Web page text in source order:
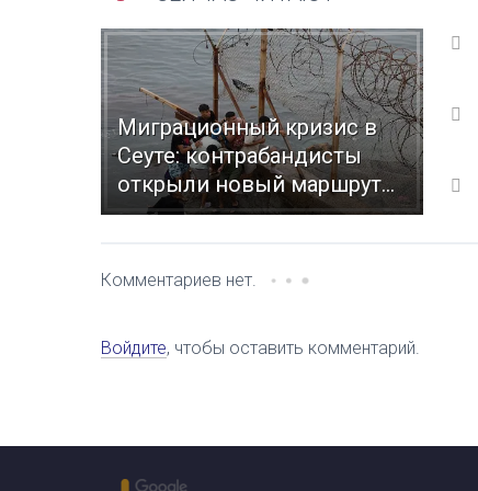
Миграционный кризис в
Сеуте: контрабандисты
открыли новый маршрут...
Комментариев нет.
Войдите, чтобы оставить комментарий.